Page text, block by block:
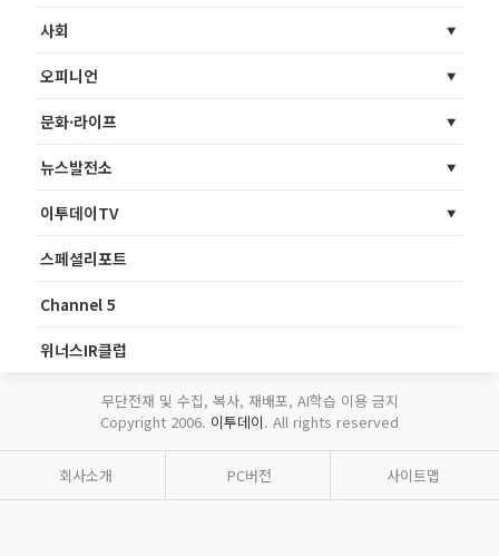
사회
오피니언
문화·라이프
뉴스발전소
이투데이TV
스페셜리포트
Channel 5
위너스IR클럽
무단전재 및 수집, 복사, 재배포, AI학습 이용 금지
Copyright 2006. 이투데이. All rights reserved
회사소개 PC버전 사이트맵